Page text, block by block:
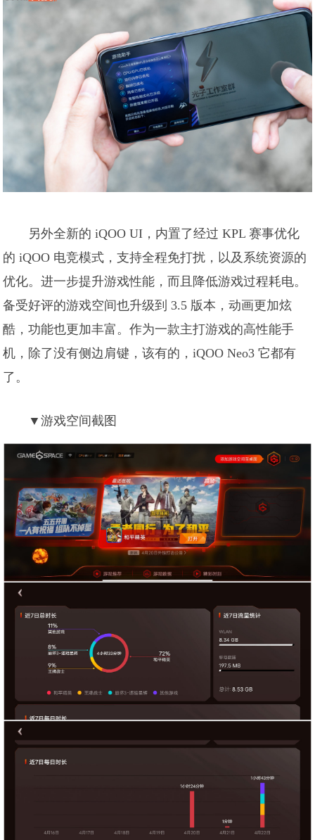
另外全新的 iQOO UI，内置了经过 KPL 赛事优化
的 iQOO 电竞模式，支持全程免打扰，以及系统资源的
优化。进一步提升游戏性能，而且降低游戏过程耗电。
备受好评的游戏空间也升级到 3.5 版本，动画更加炫
酷，功能也更加丰富。作为一款主打游戏的高性能手
机，除了没有侧边肩键，该有的，iQOO Neo3 它都有
了。
▼游戏空间截图